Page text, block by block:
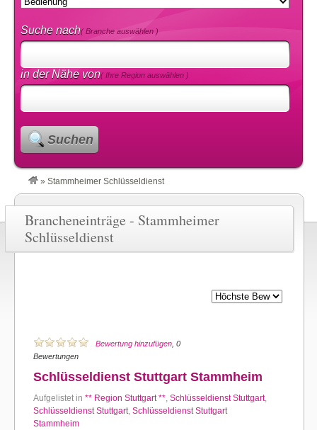
Suche nach( Branche auswählen )
in der Nähe von( Ihre Region auswählen )
Suchen
» Stammheimer Schlüsseldienst
Brancheneinträge - Stammheimer
Schlüsseldienst
Bewertung hinzufügen , 0
Bewertungen
Schlüsseldienst Stuttgart Stammheim
Aufgelistet in ** Region Stuttgart **, Schlüsseldienst Stuttgart,
Schlüsseldienst Stuttgart, Schlüsseldienst Stuttgart
Stammheim